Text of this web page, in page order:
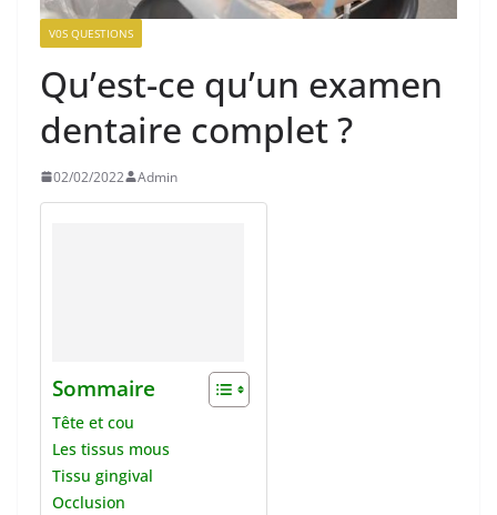
V0S QUESTIONS
Qu’est-ce qu’un examen
dentaire complet ?
02/02/2022 Admin
Sommaire
Tête et cou
Les tissus mous
Tissu gingival
Occlusion